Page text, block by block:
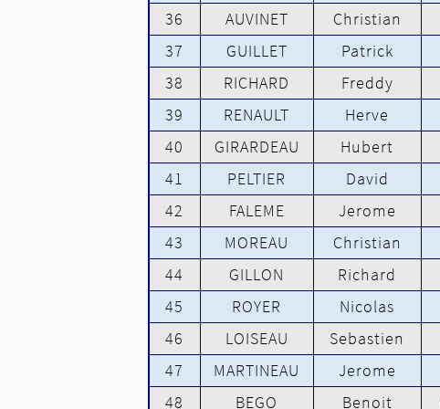
36 AUVINET Christian
37
GUILLET Patrick
38
RICHARD Freddy
39
RENAULT Herve
40
GIRARDEAU Hubert
41
PELTIER David
42
FALEME Jerome
43
MOREAU Christian
44
GILLON Richard
45
ROYER Nicolas
46
LOISEAU Sebastien
47
MARTINEAU Jerome
48
BEGO Benoit